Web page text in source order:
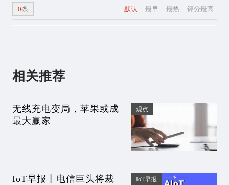
默认 最早 最热 评分最高
0条
相关推荐
无线充电变局，苹果或成
最大赢家
观点
IoT早报丨电信巨头将裁
IoT早报